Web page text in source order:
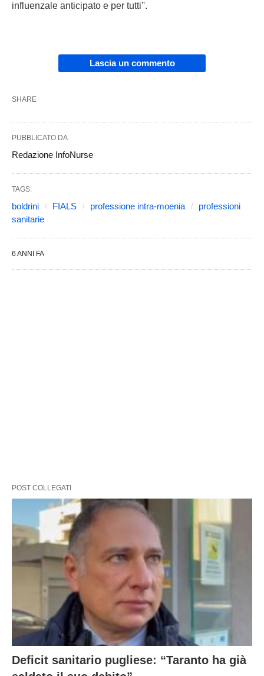
influenzale anticipato e per tutti''.
Lascia un commento
SHARE
PUBBLICATO DA
Redazione InfoNurse
TAGS:
boldrini FIALS professione intra-moenia
professioni
sanitarie
6 ANNI FA
POST COLLEGATI
Deficit sanitario pugliese: “Taranto ha già